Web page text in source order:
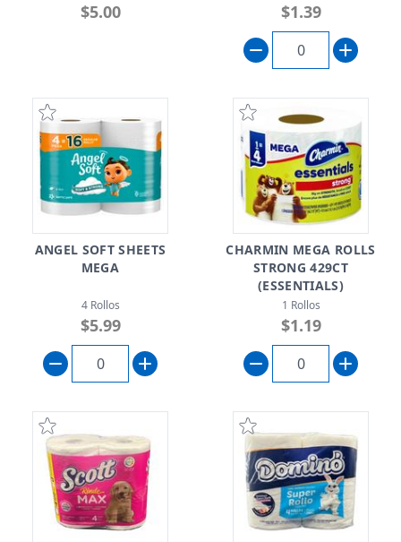
$5.00 $1.39
ANGEL SOFT SHEETS
MEGA
4 Rollos
$5.99
CHARMIN MEGA ROLLS
STRONG 429CT
(ESSENTIALS)
1 Rollos
$1.19